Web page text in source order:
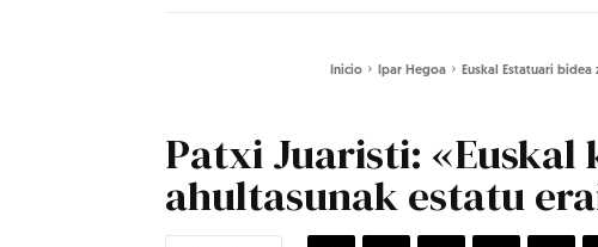
Inicio Ipar Hegoa Euskal Estatuari bidea
Patxi Juaristi:
ahultasunak estatu